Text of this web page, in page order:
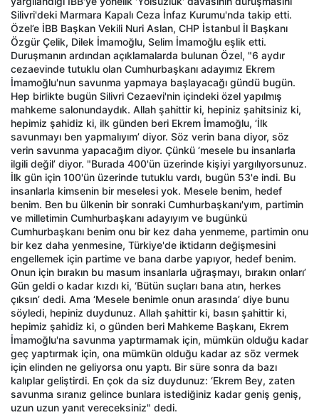
Silivri'deki Marmara Kapalı Ceza İnfaz Kurumu'nda takip etti.
Özel’e İBB Başkan Vekili Nuri Aslan, CHP İstanbul İl Başkanı
Özgür Çelik, Dilek İmamoğlu, Selim İmamoğlu eşlik etti.
Duruşmanın ardından açıklamalarda bulunan Özel, "6 aydır
cezaevinde tutuklu olan Cumhurbaşkanı adayımız Ekrem
İmamoğlu'nun savunma yapmaya başlayacağı gündü bugün.
Hep birlikte bugün Silivri Cezaevi'nin içindeki özel yapılmış
mahkeme salonundaydık. Allah şahittir ki, hepiniz şahitsiniz ki,
hepimiz şahidiz ki, ilk günden beri Ekrem İmamoğlu, ‘İlk
savunmayı ben yapmalıyım’ diyor. Söz verin bana diyor, söz
verin savunma yapacağım diyor. Çünkü ‘mesele bu insanlarla
ilgili değil’ diyor. "Burada 400'ün üzerinde kişiyi yargılıyorsunuz.
İlk gün için 100'ün üzerinde tutuklu vardı, bugün 53'e indi. Bu
insanlarla kimsenin bir meselesi yok. Mesele benim, hedef
benim. Ben bu ülkenin bir sonraki Cumhurbaşkanı'yım, partimin
ve milletimin Cumhurbaşkanı adayıyım ve bugünkü
Cumhurbaşkanı benim onu bir kez daha yenmeme, partimin onu
bir kez daha yenmesine, Türkiye'de iktidarın değişmesini
engellemek için partime ve bana darbe yapıyor, hedef benim.
Onun için bırakın bu masum insanlarla uğraşmayı, bırakın onları’
Gün geldi o kadar kızdı ki, ‘Bütün suçları bana atın, herkes
çıksın’ dedi. Ama ‘Mesele benimle onun arasında’ diye bunu
söyledi, hepiniz duydunuz. Allah şahittir ki, basın şahittir ki,
hepimiz şahidiz ki, o günden beri Mahkeme Başkanı, Ekrem
İmamoğlu'na savunma yaptırmamak için, mümkün olduğu kadar
geç yaptırmak için, ona mümkün olduğu kadar az söz vermek
için elinden ne geliyorsa onu yaptı. Bir süre sonra da bazı
kalıplar geliştirdi. En çok da siz duydunuz: ‘Ekrem Bey, zaten
savunma sıranız gelince bunlara istediğiniz kadar geniş geniş,
uzun uzun yanıt vereceksiniz" dedi.